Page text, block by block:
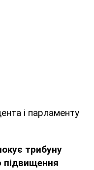
і парламенту
трибуну
підвищення